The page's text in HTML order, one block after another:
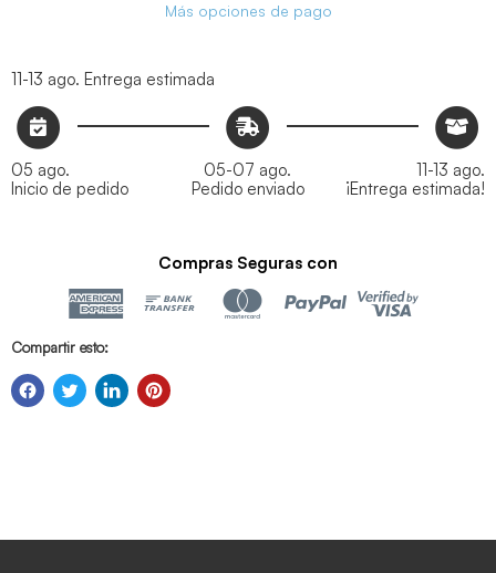
Más opciones de pago
11-13 ago. Entrega estimada
05 ago.
Inicio de pedido
05-07 ago.
Pedido enviado
11-13 ago.
¡Entrega estimada!
Compras Seguras con
Compartir esto: